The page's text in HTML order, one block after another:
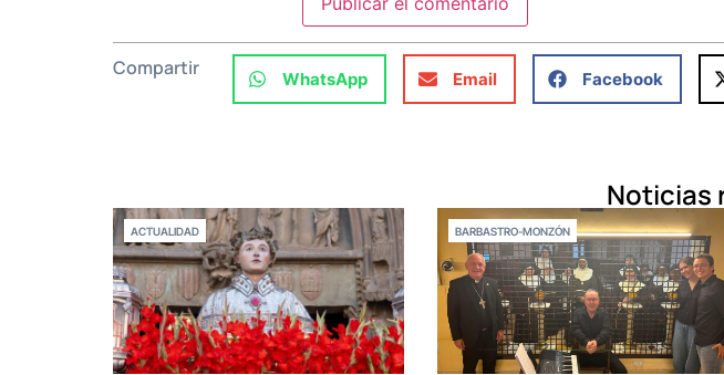
Compartir WhatsApp Email Facebook
Noticias
ACTUALIDAD BARBASTRO-MONZÓN